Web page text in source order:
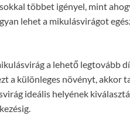
többet igényel, mint
lehet a mikulásvirágot
a lehető legtovább
a különleges növényt, akkor
ideális helyének